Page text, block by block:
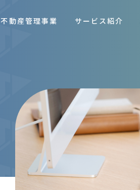
不動産管理事業 サービス紹介